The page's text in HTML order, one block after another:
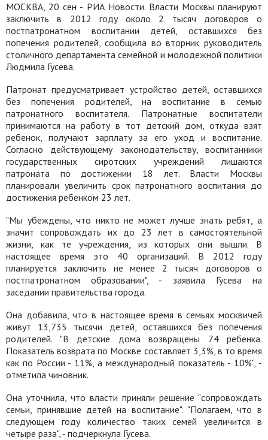
МОСКВА, 20 сен - РИА Новости. Власти Москвы планируют
заключить в 2012 году около 2 тысяч договоров о
постпатронатном воспитании детей, оставшихся без
попечения родителей, сообщила во вторник руководитель
столичного департамента семейной и молодежной политики
Людмила Гусева.
Патронат предусматривает устройство детей, оставшихся
без попечения родителей, на воспитание в семью
патронатного воспитателя. Патронатные воспитатели
принимаются на работу в тот детский дом, откуда взят
ребенок, получают зарплату за его уход и воспитание.
Согласно действующему законодательству, воспитанники
государственных сиротских учреждений лишаются
патроната по достижении 18 лет. Власти Москвы
планировали увеличить срок патронатного воспитания до
достижения ребенком 23 лет.
"Мы убеждены, что никто не может лучше знать ребят, а
значит сопровождать их до 23 лет в самостоятельной
жизни, как те учреждения, из которых они вышли. В
настоящее время это 40 организаций. В 2012 году
планируется заключить не менее 2 тысяч договоров о
постпатронатном образовании", - заявила Гусева на
заседании правительства города.
Она добавила, что в настоящее время в семьях москвичей
живут 13,735 тысячи детей, оставшихся без попечения
родителей. "В детские дома возвращены 74 ребенка.
Показатель возврата по Москве составляет 3,3%, в то время
как по России - 11%, а международный показатель - 10%", -
отметила чиновник.
Она уточнила, что власти приняли решение "сопровождать
семьи, принявшие детей на воспитание". "Полагаем, что в
следующем году количество таких семей увеличится в
четыре раза", - подчеркнула Гусева.